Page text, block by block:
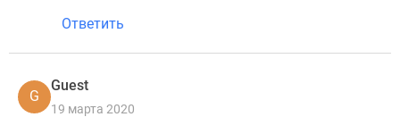
Ответить
G
Guest
19 марта 2020